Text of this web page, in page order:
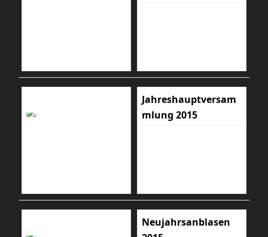
Jahreshauptversam
mlung 2015
Neujahrsanblasen